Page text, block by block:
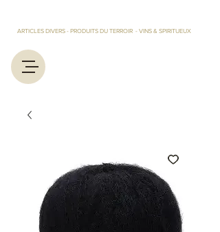
ARTICLES DIVERS - PRODUITS DU TERROIR - VINS & SPIRITUEUX